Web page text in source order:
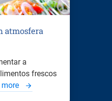
atmosfera
a
frescos
more